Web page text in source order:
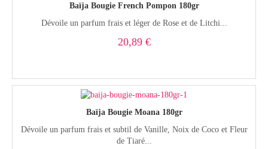
Baïja Bougie French Pompon 180gr
Dévoile un parfum frais et léger de Rose et de Litchi...
20,89 €
Baïja Bougie Moana 180gr
Dévoile un parfum frais et subtil de Vanille, Noix de Coco et Fleur
de Tiaré...